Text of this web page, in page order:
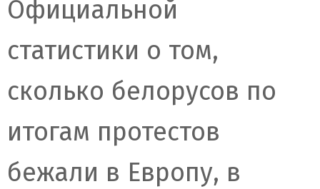
Официальной
статистики о том,
сколько белорусов по
итогам протестов
бежали в Европу, в